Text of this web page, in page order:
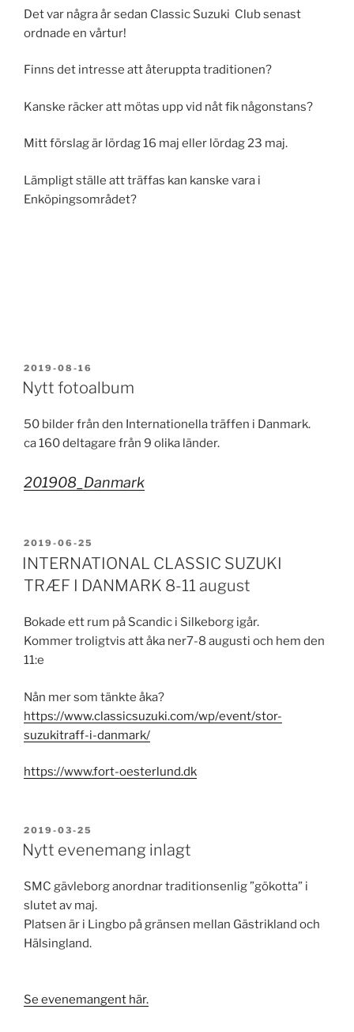
Det var några år sedan Classic Suzuki Club senast
ordnade en vårtur!
Finns det intresse att återuppta traditionen?
Kanske räcker att mötas upp vid nåt fik någonstans?
Mitt förslag är lördag 16 maj eller lördag 23 maj.
Lämpligt ställe att träffas kan kanske vara i
Enköpingsområdet?
PUBLICERAT
2019-08-16
Nytt fotoalbum
50 bilder från den Internationella träffen i Danmark.
ca 160 deltagare från 9 olika länder.
201908_Danmark
PUBLICERAT
2019-06-25
INTERNATIONAL CLASSIC SUZUKI
TRÆF I DANMARK 8-11 august
Bokade ett rum på Scandic i Silkeborg igår.
Kommer troligtvis att åka ner7-8 augusti och hem den
11:e
Nån mer som tänkte åka?
https://www.classicsuzuki.com/wp/event/stor-
suzukitraff-i-danmark/
https://www.fort-oesterlund.dk
PUBLICERAT
2019-03-25
Nytt evenemang inlagt
SMC gävleborg anordnar traditionsenlig ”gökotta” i
slutet av maj.
Platsen är i Lingbo på gränsen mellan Gästrikland och
Hälsingland.
Se evenemangent här.